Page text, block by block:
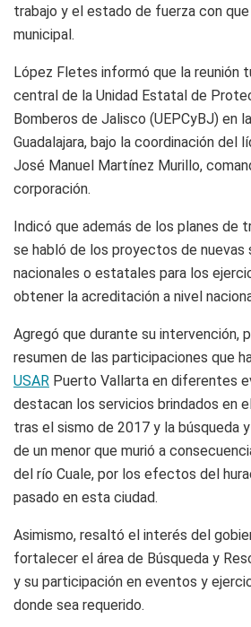
trabajo y el estado de fuerza con
municipal.
López Fletes informó que la reunión
central de la Unidad Estatal de
Bomberos de Jalisco (UEPCyBJ) en
Guadalajara, bajo la coordinación del
José Manuel Martínez Murillo,
corporación.
Indicó que además de los planes de
se habló de los proyectos de nuevas
nacionales o estatales para los
obtener la acreditación a nivel
Agregó que durante su intervención,
resumen de las participaciones que
USAR Puerto Vallarta en diferentes
destacan los servicios brindados en
tras el sismo de 2017 y la búsqueda
de un menor que murió a
del río Cuale, por los efectos del
pasado en esta ciudad.
Asimismo, resaltó el interés del
fortalecer el área de Búsqueda y
y su participación en eventos y
donde sea requerido.